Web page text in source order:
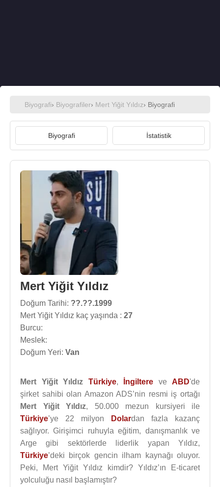
Biyografi› Biyografiler› Mert Yiğit Yıldız› Biyografi
Biyografi İstatistik
Mert Yiğit Yıldız
Doğum Tarihi: ??.??.1999
Mert Yiğit Yıldız kaç yaşında : 27
Burcu:
Meslek:
Doğum Yeri: Van
Mert Yiğit Yıldız Türkiye, İngiltere ve ABD'de
şirket sahibi olan Amazon ADS’nin resmi iş ortağı
Mert Yiğit Yıldız, 50.000 mezun kursiyeri ile
Türkiye’ye 22 milyon Dolardan fazla kazanç
sağlıyor. Girişimci ruhuyla eğitim, danışmanlık ve
Arge gibi sektörlerde liderlik yapan Yıldız,
Türkiye’deki birçok gencin ilham kaynağı oluyor.
Peki, Mert Yiğit Yıldız kimdir? Yıldız’ın E-ticaret
yolculuğu nasıl başlamıştır?